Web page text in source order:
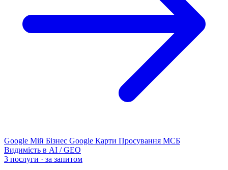
Google Мій Бізнес Google Карти Просування МСБ
Видимість в AI / GEO
3 послуги · за запитом